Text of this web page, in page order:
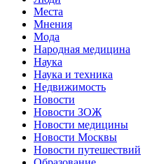
Места
Мнения
Мода
Народная медицина
Наука
Наука и техника
Недвижимость
Новости
Новости ЗОЖ
Новости медицины
Новости Москвы
Новости путешествий